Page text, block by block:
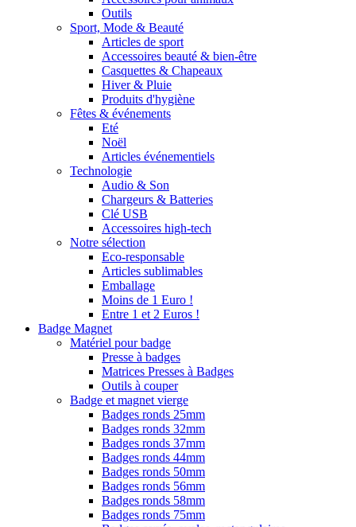
Outils
Sport, Mode & Beauté
Articles de sport
Accessoires beauté & bien-être
Casquettes & Chapeaux
Hiver & Pluie
Produits d'hygiène
Fêtes & événements
Eté
Noël
Articles événementiels
Technologie
Audio & Son
Chargeurs & Batteries
Clé USB
Accessoires high-tech
Notre sélection
Eco-responsable
Articles sublimables
Emballage
Moins de 1 Euro !
Entre 1 et 2 Euros !
Badge Magnet
Matériel pour badge
Presse à badges
Matrices Presses à Badges
Outils à couper
Badge et magnet vierge
Badges ronds 25mm
Badges ronds 32mm
Badges ronds 37mm
Badges ronds 44mm
Badges ronds 50mm
Badges ronds 56mm
Badges ronds 58mm
Badges ronds 75mm